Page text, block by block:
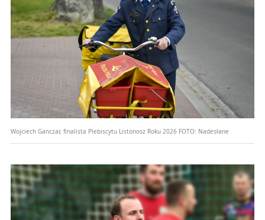
Wojciech Ganczar, finalista Plebiscytu Listonosz Roku 2026 FOTO: Nadesłane